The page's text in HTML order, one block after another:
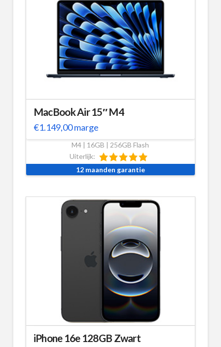
MacBook Air 15″ M4
€1.149,00marge
M4 | 16GB | 256GB Flash
Uiterlijk:
12 maanden garantie
iPhone 16e 128GB Zwart